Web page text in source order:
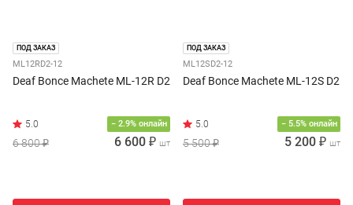
ПОД ЗАКАЗ
ML12RD2-12
Deaf Bonce Machete ML-12R D2
− 2.9% онлайн
6 800 ₽ 6 600 ₽ шт
ПОД ЗАКАЗ
ML12SD2-12
Deaf Bonce Machete ML-12S D2
− 5.5% онлайн
5 500 ₽ 5 200 ₽ шт